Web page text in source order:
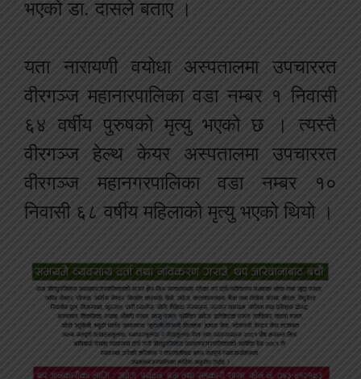
भएको डा. दासले बताए ।
यता नारायणी वयोधा अस्पतालमा उपचाररत
वीरगञ्ज महानारपालिका वडा नम्बर १ निवासी
६४ वर्षीय पुरुषको मृत्यु भएको छ । त्यस्तै
वीरगञ्ज हेल्थ केयर अस्पतालमा उपचाररत
वीरगञ्ज महानगरपालिका वडा नम्बर १०
निवासी ६८ वर्षीय महिलाको मृत्यु भएको थियो ।